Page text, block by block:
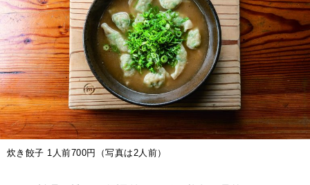
炊き餃子 1人前700円（写真は2人前）